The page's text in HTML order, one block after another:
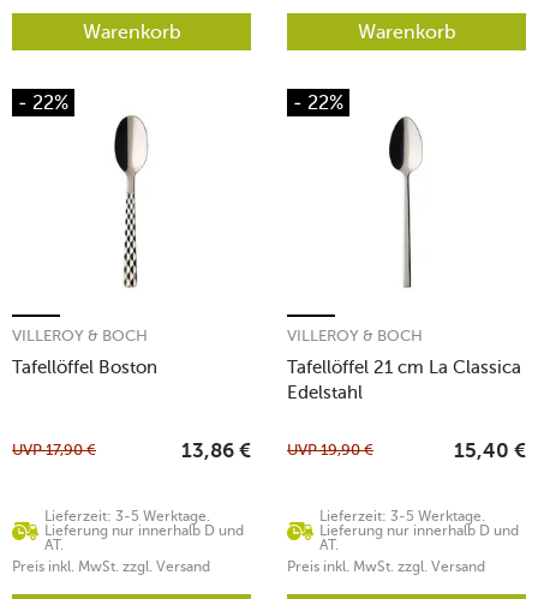
Warenkorb Warenkorb
- 22%
Tafellöffel Boston
VILLEROY & BOCH
Lieferzeit: 3-5 Werktage.
Lieferung nur innerhalb D und
AT.
UVP17,90 € 13,86 €
Preis inkl. MwSt. zzgl. Versand
- 22%
Tafellöffel 21 cm La Classica
Edelstahl
VILLEROY & BOCH
Lieferzeit: 3-5 Werktage.
Lieferung nur innerhalb D und
AT.
UVP19,90 € 15,40 €
Preis inkl. MwSt. zzgl. Versand